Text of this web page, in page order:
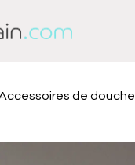
de douche